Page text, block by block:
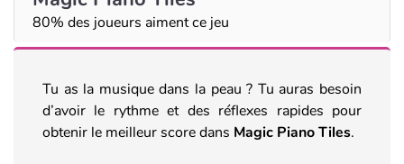
80% des joueurs aiment ce jeu
Tu as la musique dans la peau ? Tu auras besoin
d’avoir le rythme et des réflexes rapides pour
obtenir le meilleur score dans Magic Piano Tiles.